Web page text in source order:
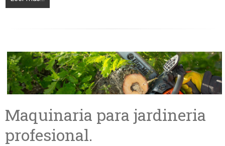
Maquinaria para jardineria
profesional.